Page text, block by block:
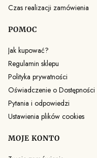
Czas realizacji zamówienia
POMOC
Jak kupować?
Regulamin sklepu
Polityka prywatności
Oświadczenie o Dostępności
Pytania i odpowiedzi
Ustawienia plików cookies
MOJE KONTO